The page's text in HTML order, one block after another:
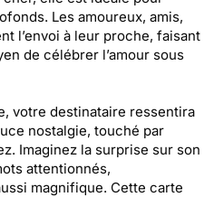
Les amoureux, amis,
l’envoi à leur proche, faisant
de célébrer l’amour sous
votre destinataire ressentira
nostalgie, touché par
Imaginez la surprise sur son
attentionnés,
magnifique. Cette carte